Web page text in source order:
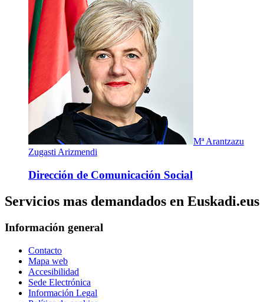
Mª Arantzazu
Zugasti Arizmendi
Dirección de Comunicación Social
Servicios mas demandados en Euskadi.eus
Información general
Contacto
Mapa web
Accesibilidad
Sede Electrónica
Información Legal